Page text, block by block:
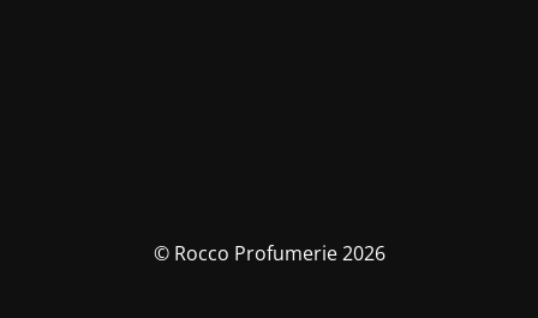
© Rocco Profumerie 2026